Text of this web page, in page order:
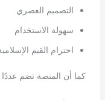
التصميم العصري
سهولة الاستخدام
احترام القيم
كما أن المنصة تضم